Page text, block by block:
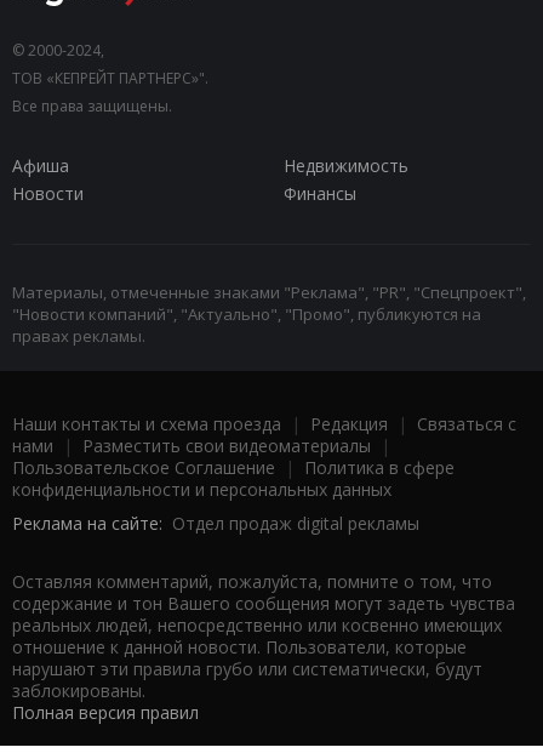
© 2000-2024,
ТОВ «КЕПРЕЙТ ПАРТНЕРС»".
Все права защищены.
Афиша
Недвижимость
Новости
Финансы
Материалы, отмеченные знаками "Реклама", "PR", "Спецпроект",
"Новости компаний", "Актуально", "Промо", публикуются на
правах рекламы.
Наши контакты и схема проезда | Редакция | Связаться с
нами | Разместить свои видеоматериалы |
Пользовательское Соглашение |
Политика в сфере
конфиденциальности и персональных данных
Реклама на сайте: Отдел продаж digital рекламы
Оставляя комментарий, пожалуйста, помните о том, что
содержание и тон Вашего сообщения могут задеть чувства
реальных людей, непосредственно или косвенно имеющих
отношение к данной новости. Пользователи, которые
нарушают эти правила грубо или систематически, будут
заблокированы.
Полная версия правил